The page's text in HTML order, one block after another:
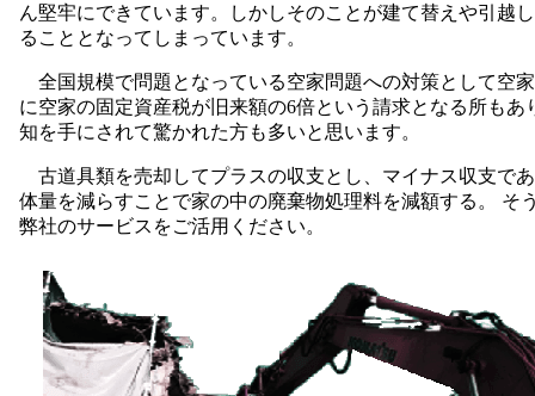
ん堅牢にできています。しかしそのことが建て替えや引越
ることとなってしまっています。
全国規模で問題となっている空家問題への対策として空
に空家の固定資産税が旧来額の6倍という請求となる所も
知を手にされて驚かれた方も多いと思います。
古道具類を売却してプラスの収支とし、マイナス収支で
体量を減らすことで家の中の廃棄物処理料を減額する。 そ
弊社のサービスをご活用ください。